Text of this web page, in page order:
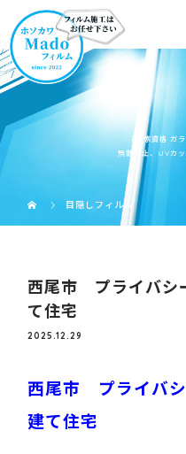
【国家資格 ガ
飛散防止、UVカ
目隠しフィルム
西尾市 プライバシ
て住宅
2025.12.29
西尾市 プライバ
建て住宅